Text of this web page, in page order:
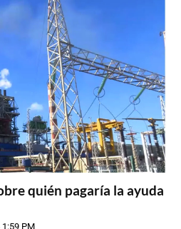
quién pagaría la ayuda
PM